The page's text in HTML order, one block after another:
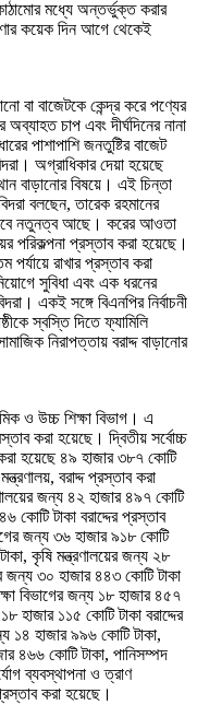
মধ্যে অন্তর্ভুক্ত করার
কয়েক দিন আগে থেকেই
বা বাজেটকে কেন্দ্র করে পণ্যের
চাপ এবং দীর্ঘদিনের নানা
পাশাপাশি জনতুষ্টির বাজেট
অগ্রাধিকার দেয়া হয়েছে
বাড়ানোর বিষয়ে। এই চিন্তা
বলছেন, তারেক রহমানের
নতুনত্ব আছে। করের আওতা
পরিকল্পনা প্রস্তাব করা হয়েছে।
রাখার প্রস্তাব করা
সুবিধা এবং এক ধরনের
একই সঙ্গে বিএনপির নির্বাচনী
স্বস্তি দিতে ফ্যামিলি
নিরাপত্তায় বরাদ্দ বাড়ানোর
ও উচ্চ শিক্ষা বিভাগ। এ
করা হয়েছে। দ্বিতীয় সর্বোচ্চ
করা হয়েছে ৪৯ হাজার ৩৮৭ কোটি
বরাদ্দ প্রস্তাব করা
জন্য ৪২ হাজার ৪৯৭ কোটি
কোটি টাকা বরাদ্দের প্রস্তাব
জন্য ৩৬ হাজার ৯১৮ কোটি
কৃষি মন্ত্রণালয়ের জন্য ২৮
জন্য ৩০ হাজার ৪৪৩ কোটি টাকা
বিভাগের জন্য ১৮ হাজার ৪৫৭
হাজার ১১৫ কোটি টাকা বরাদ্দের
১৪ হাজার ৯৯৬ কোটি টাকা,
৪৬৬ কোটি টাকা, পানিসম্পদ
ব্যবস্থাপনা ও ত্রাণ
করা হয়েছে।